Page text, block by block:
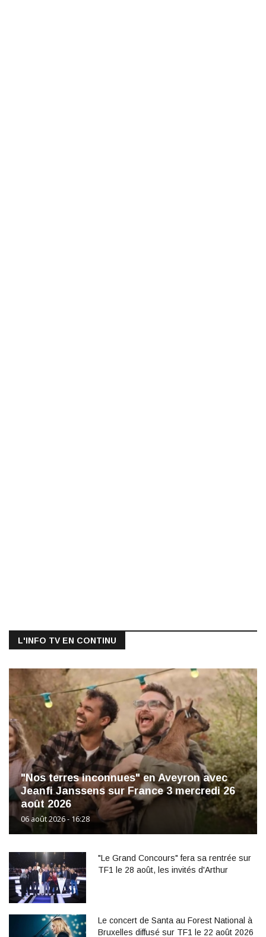
L'INFO TV EN CONTINU
"Nos terres inconnues" en Aveyron avec
Jeanfi Janssens sur France 3 mercredi 26
août 2026
06 août 2026 - 16:28
"Le Grand Concours" fera sa rentrée sur
TF1 le 28 août, les invités d'Arthur
Le concert de Santa au Forest National à
Bruxelles diffusé sur TF1 le 22 août 2026